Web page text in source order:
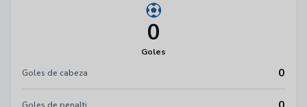
0
Goles
Goles de cabeza
0
Goles de penalti